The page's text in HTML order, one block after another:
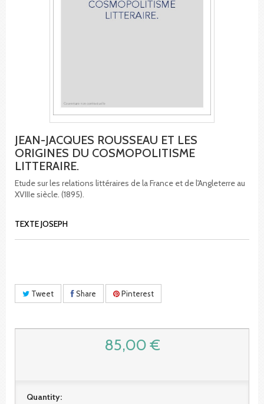
JEAN-JACQUES ROUSSEAU ET LES
ORIGINES DU COSMOPOLITISME
LITTERAIRE.
Etude sur les relations littéraires de la France et de l'Angleterre au
XVIIIe siècle. (1895).
TEXTE JOSEPH
Tweet Share Pinterest
85,00 €
Quantity: